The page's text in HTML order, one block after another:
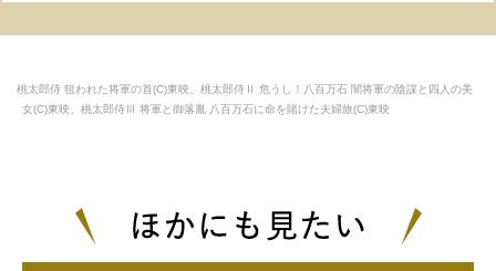
桃太郎侍 狙われた将軍の首(C)東映、桃太郎侍Ⅱ 危うし！八百万石 闇将軍の陰謀と四人の美
女(C)東映、桃太郎侍Ⅲ 将軍と御落胤 八百万石に命を賭けた夫婦旅(C)東映